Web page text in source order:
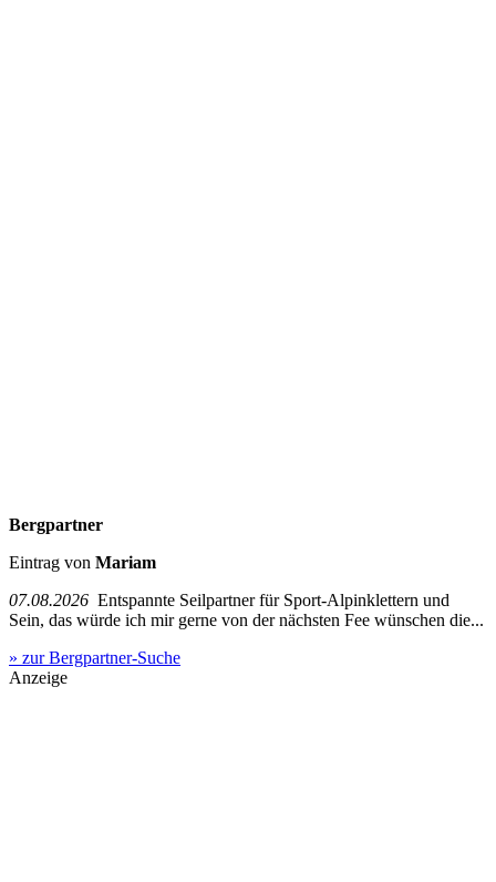
Bergpartner
Eintrag von Mariam
07.08.2026 Entspannte Seilpartner für Sport-Alpinklettern und
Sein, das würde ich mir gerne von der nächsten Fee wünschen die...
» zur Bergpartner-Suche
Anzeige